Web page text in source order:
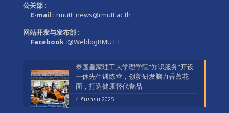
公关部 :
E-mail : rmutt_news@rmutt.ac.th
网站开发与发布部 :
Facebook :@WeblogRMUTT
泰国皇家理工大学理学院“知识服务”开设
一休先生训练营，创新研发脑力香蕉花
面，打造健康替代食品
4 กันยายน 2025